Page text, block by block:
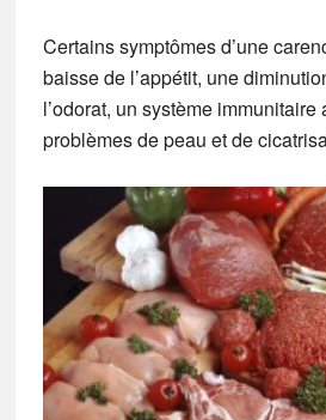
Certains symptômes d’une
baisse de l’appétit, une
l’odorat, un système
problèmes de peau et de